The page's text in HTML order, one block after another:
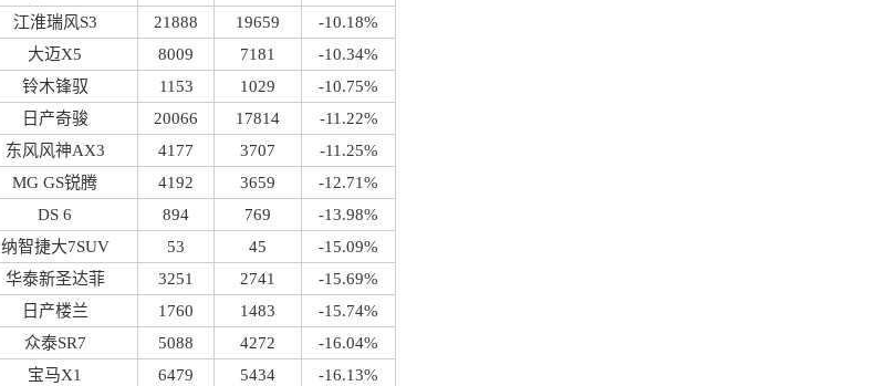
江淮瑞风S3 21888 19659
-10.18%
大迈X5 8009 7181
-10.34%
铃木锋驭 1153 1029
-10.75%
日产奇骏 20066 17814
-11.22%
东风风神AX3 4177 3707
-11.25%
MG GS锐腾 4192 3659
-12.71%
DS 6 894 769
-13.98%
纳智捷大7SUV 53 45
-15.09%
华泰新圣达菲 3251 2741
-15.69%
日产楼兰 1760 1483
-15.74%
众泰SR7 5088 4272
-16.04%
宝马X1 6479 5434 -16.13%